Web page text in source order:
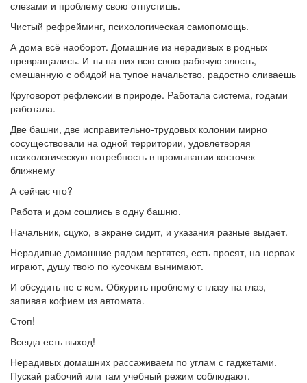
слезами и проблему свою отпустишь.
Чистый рефрейминг, психологическая самопомощь.
А дома всё наоборот. Домашние из нерадивых в родных
превращались. И ты на них всю свою рабочую злость,
смешанную с обидой на тупое начальство, радостно сливаешь
Круговорот рефлексии в природе. Работала система, годами
работала.
Две башни, две исправительно-трудовых колонии мирно
сосуществовали на одной территории, удовлетворяя
психологическую потребность в промывании косточек
ближнему
А сейчас что?
Работа и дом сошлись в одну башню.
Начальник, сцуко, в экране сидит, и указания разные выдает.
Нерадивые домашние рядом вертятся, есть просят, на нервах
играют, душу твою по кусочкам вынимают.
И обсудить не с кем. Обкурить проблему с глазу на глаз,
запивая кофием из автомата.
Стоп!
Всегда есть выход!
Нерадивых домашних рассаживаем по углам с гаджетами.
Пускай рабочий или там учебный режим соблюдают.